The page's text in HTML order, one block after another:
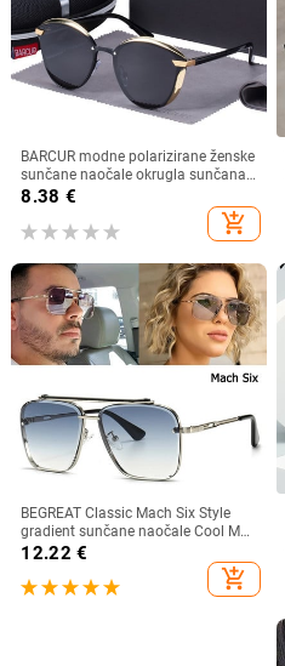
BARCUR modne polarizirane ženske
sunčane naočale okrugla sunčana
stakla dame Lunette De Soleil
8.38 €
add_shopping_cart
BEGREAT Classic Mach Six Style
gradient sunčane naočale Cool Men
Vintage Brand Design Sunčane
naočale Lentes očki sunčanye
ženskie
12.22 €
add_shopping_cart